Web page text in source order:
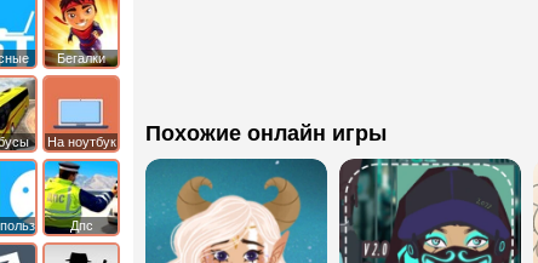
Похожие онлайн игры
Бегалки
На ноутбук
Дпс